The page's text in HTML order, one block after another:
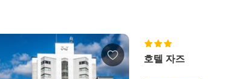
호텔 자즈